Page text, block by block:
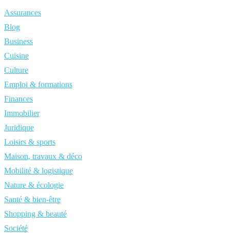
Assurances
Blog
Business
Cuisine
Culture
Emploi & formations
Finances
Immobilier
Juridique
Loisirs & sports
Maison, travaux & déco
Mobilité & logistique
Nature & écologie
Santé & bien-être
Shopping & beauté
Société